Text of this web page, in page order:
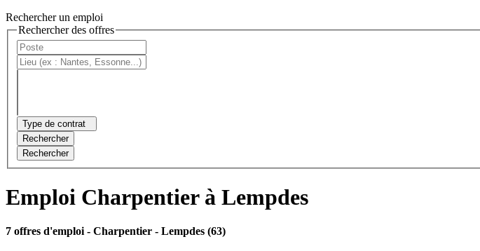
Rechercher un emploi
Rechercher des offres
Type de contrat
Rechercher
Rechercher
Emploi Charpentier à Lempdes
7 offres d'emploi - Charpentier - Lempdes (63)